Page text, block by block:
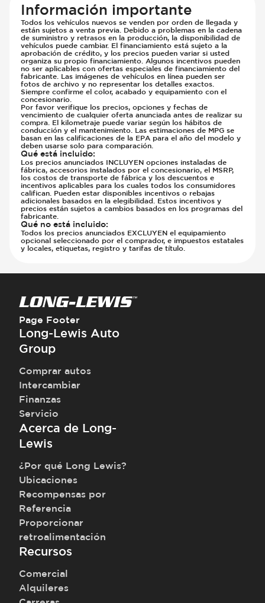
Información importante
Todos los vehículos nuevos se venden por orden de llegada y
están sujetos a venta previa. Debido a problemas en la cadena
de suministro y retrasos en la producción, la disponibilidad de
vehículos puede cambiar. El financiamiento está sujeto a la
aprobación de crédito, y los precios pueden variar si usted
organiza su propio financiamiento. Algunos incentivos pueden
no ser aplicables con ofertas especiales de financiamiento del
fabricante. Las imágenes de vehículos en línea pueden ser
fotos de archivo y no representar los detalles exactos.
Siempre confirme el color, acabado y equipamiento con el
concesionario.
Por favor verifique los precios, opciones y fechas de
vencimiento de cualquier oferta anunciada antes de realizar su
compra. El kilometraje puede variar según los hábitos de
conducción y el mantenimiento. Las estimaciones de MPG se
basan en las calificaciones de la EPA para el año del modelo y
deben usarse solo para comparación.
Qué está incluido:
Los precios anunciados INCLUYEN opciones instaladas de
fábrica, accesorios instalados por el concesionario, el MSRP,
los costos de transporte de fábrica y los descuentos e
incentivos aplicables para los cuales todos los consumidores
califican. Pueden estar disponibles incentivos o rebajas
adicionales basados en la elegibilidad. Estos incentivos y
precios están sujetos a cambios basados en los programas del
fabricante.
Qué no está incluido:
Todos los precios anunciados EXCLUYEN el equipamiento
opcional seleccionado por el comprador, e impuestos estatales
y locales, etiquetas, registro y tarifas de título.
Page Footer
Long-Lewis Auto
Group
Comprar autos
Intercambiar
Finanzas
Servicio
Acerca de Long-
Lewis
¿Por qué Long Lewis?
Ubicaciones
Recompensas por
Referencia
Proporcionar
retroalimentación
Recursos
Comercial
Alquileres